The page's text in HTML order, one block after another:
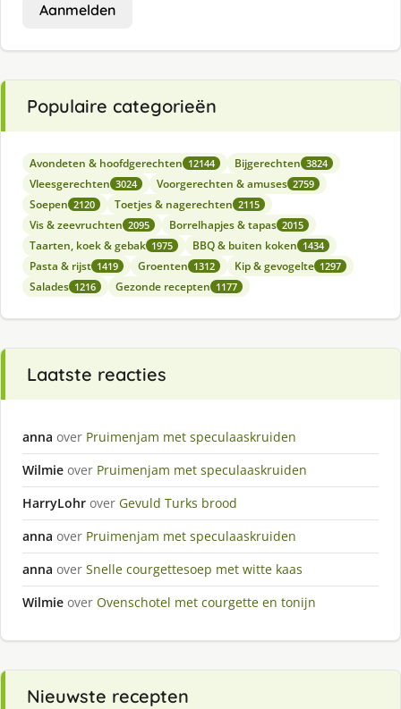
Aanmelden
Populaire categorieën
Avondeten & hoofdgerechten 12144 Bijgerechten 3824
Vleesgerechten 3024 Voorgerechten & amuses 2759
Soepen 2120 Toetjes & nagerechten 2115
Vis & zeevruchten 2095 Borrelhapjes & tapas 2015
Taarten, koek & gebak 1975 BBQ & buiten koken 1434
Pasta & rijst 1419 Groenten 1312 Kip & gevogelte 1297
Salades 1216 Gezonde recepten 1177
Laatste reacties
anna over Pruimenjam met speculaaskruiden
Wilmie over Pruimenjam met speculaaskruiden
HarryLohr over Gevuld Turks brood
anna over Pruimenjam met speculaaskruiden
anna over Snelle courgettesoep met witte kaas
Wilmie over Ovenschotel met courgette en tonijn
Nieuwste recepten